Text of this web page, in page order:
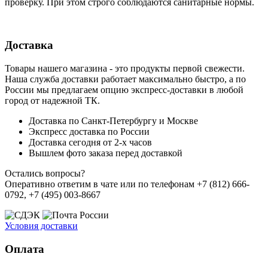
Доставка
Товары нашего магазина - это продукты первой свежести.
Наша служба доставки работает максимально быстро, а по
России мы предлагаем опцию экспресс-доставки в любой
город от надежной ТК.
Доставка по Санкт-Петербургу и Москве
Экспресс доставка по России
Доставка сегодня от 2-х часов
Вышлем фото заказа перед доставкой
Остались вопросы?
Оперативно ответим в чате или по телефонам +7 (812) 666-
0792, +7 (495) 003-8667
Условия доставки
Оплата